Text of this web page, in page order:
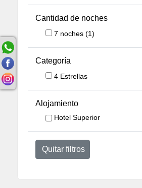
Cantidad de noches
7 noches (1)
Categoría
4 Estrellas
Alojamiento
Hotel Superior
Quitar filtros